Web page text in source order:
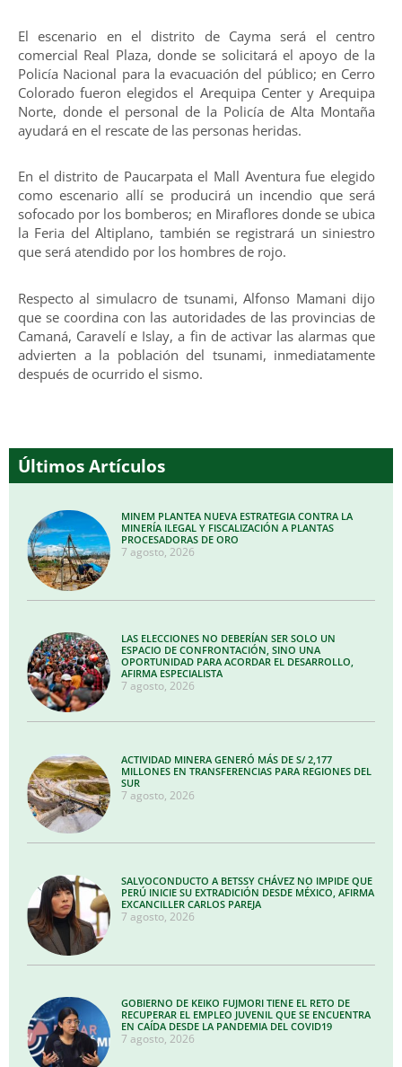
El escenario en el distrito de Cayma será el centro
comercial Real Plaza, donde se solicitará el apoyo de la
Policía Nacional para la evacuación del público; en Cerro
Colorado fueron elegidos el Arequipa Center y Arequipa
Norte, donde el personal de la Policía de Alta Montaña
ayudará en el rescate de las personas heridas.
En el distrito de Paucarpata el Mall Aventura fue elegido
como escenario allí se producirá un incendio que será
sofocado por los bomberos; en Miraflores donde se ubica
la Feria del Altiplano, también se registrará un siniestro
que será atendido por los hombres de rojo.
Respecto al simulacro de tsunami, Alfonso Mamani dijo
que se coordina con las autoridades de las provincias de
Camaná, Caravelí e Islay, a fin de activar las alarmas que
advierten a la población del tsunami, inmediatamente
después de ocurrido el sismo.
Últimos Artículos
MINEM PLANTEA NUEVA ESTRATEGIA CONTRA LA
MINERÍA ILEGAL Y FISCALIZACIÓN A PLANTAS
PROCESADORAS DE ORO
7 agosto, 2026
LAS ELECCIONES NO DEBERÍAN SER SOLO UN
ESPACIO DE CONFRONTACIÓN, SINO UNA
OPORTUNIDAD PARA ACORDAR EL DESARROLLO,
AFIRMA ESPECIALISTA
7 agosto, 2026
ACTIVIDAD MINERA GENERÓ MÁS DE S/ 2,177
MILLONES EN TRANSFERENCIAS PARA REGIONES DEL
SUR
7 agosto, 2026
SALVOCONDUCTO A BETSSY CHÁVEZ NO IMPIDE QUE
PERÚ INICIE SU EXTRADICIÓN DESDE MÉXICO, AFIRMA
EXCANCILLER CARLOS PAREJA
7 agosto, 2026
GOBIERNO DE KEIKO FUJMORI TIENE EL RETO DE
RECUPERAR EL EMPLEO JUVENIL QUE SE ENCUENTRA
EN CAÍDA DESDE LA PANDEMIA DEL COVID19
7 agosto, 2026